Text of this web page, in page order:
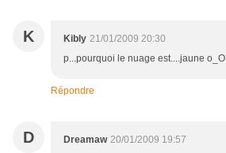
K Kibly 21/01/2009 20:30
p...pourquoi le nuage est....jaune o_O
Répondre
D Dreamaw 20/01/2009 19:57